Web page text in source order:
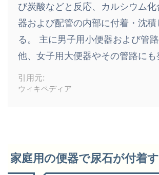
び炭酸などと反応、カルシウム
器および配管の内部に付着・沈
る。 主に男子用小便器および管
他、女子用大便器やその管路にも
引用元:
ウィキペディア
家庭用の便器で尿石が付着